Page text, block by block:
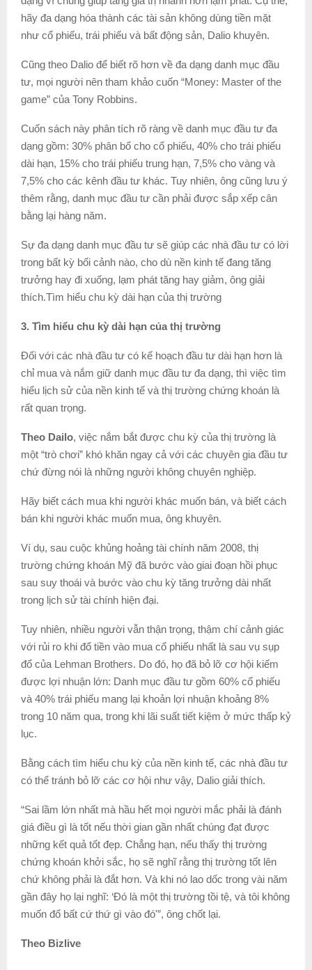
hãy đa dạng hóa thành các tài sản không dùng tiền mặt
như cổ phiếu, trái phiếu và bất động sản, Dalio khuyên.
Cũng theo Dalio để biết rõ hơn về đa dạng danh mục đầu
tư, mọi người nên tham khảo cuốn “Money: Master of the
game” của Tony Robbins.
Cuốn sách này phân tích rõ ràng về danh mục đầu tư đa
dạng gồm: 30% phân bổ cho cổ phiếu, 40% cho trái phiếu
dài hạn, 15% cho trái phiếu trung hạn, 7,5% cho vàng và
7,5% cho các kênh đầu tư khác. Tuy nhiên, ông cũng lưu ý
thêm rằng, danh mục đầu tư cần phải được sắp xếp cân
bằng lại hàng năm.
Sự đa dạng danh mục đầu tư sẽ giúp các nhà đầu tư có lời
trong bất kỳ bối cảnh nào, cho dù nền kinh tế đang tăng
trưởng hay đi xuống, lạm phát tăng hay giảm, ông giải
thích.Tìm hiểu chu kỳ dài hạn của thị trường
3. Tìm hiểu chu kỳ dài hạn của thị trường
Đối với các nhà đầu tư có kế hoạch đầu tư dài hạn hơn là
chỉ mua và nắm giữ danh mục đầu tư đa dạng, thì việc tìm
hiểu lịch sử của nền kinh tế và thị trường chứng khoán là
rất quan trọng.
Theo Dailo, việc nắm bắt được chu kỳ của thị trường là
một “trò chơi” khó khăn ngay cả với các chuyên gia đầu tư
chứ đừng nói là những người không chuyên nghiệp.
Hãy biết cách mua khi người khác muốn bán, và biết cách
bán khi người khác muốn mua, ông khuyên.
Ví dụ, sau cuộc khủng hoảng tài chính năm 2008, thị
trường chứng khoán Mỹ đã bước vào giai đoạn hồi phục
sau suy thoái và bước vào chu kỳ tăng trưởng dài nhất
trong lịch sử tài chính hiện đại.
Tuy nhiên, nhiều người vẫn thận trọng, thậm chí cảnh giác
với rủi ro khi đổ tiền vào mua cổ phiếu nhất là sau vụ sụp
đổ của Lehman Brothers. Do đó, họ đã bỏ lỡ cơ hội kiếm
được lợi nhuận lớn: Danh mục đầu tư gồm 60% cổ phiếu
và 40% trái phiếu mang lại khoản lợi nhuận khoảng 8%
trong 10 năm qua, trong khi lãi suất tiết kiệm ở mức thấp kỷ
lục.
Bằng cách tìm hiểu chu kỳ của nền kinh tế, các nhà đầu tư
có thể tránh bỏ lỡ các cơ hội như vậy, Dalio giải thích.
“Sai lầm lớn nhất mà hầu hết mọi người mắc phải là đánh
giá điều gì là tốt nếu thời gian gần nhất chúng đạt được
những kết quả tốt đẹp. Chẳng hạn, nếu thấy thị trường
chứng khoán khởi sắc, họ sẽ nghĩ rằng thị trường tốt lên
chứ không phải là đắt hơn. Và khi nó lao dốc trong vài năm
gần đây họ lại nghĩ: ‘Đó là một thị trường tồi tệ, và tôi không
muốn đổ bất cứ thứ gì vào đó'”, ông chốt lại.
Theo Bizlive